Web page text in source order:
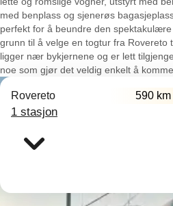
med benplass og sjenerøs
perfekt for å beundre den
grunn til å velge en togtur fra Rovereto
ligger nær bykjernene og er lett
noe som gjør det veldig enkelt å
Rovereto 590 km
1 stasjon